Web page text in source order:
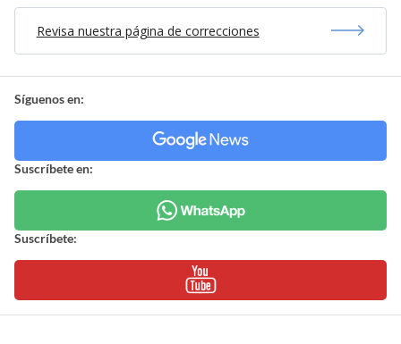
Revisa nuestra página de correcciones
Síguenos en:
Suscríbete en:
Suscríbete: